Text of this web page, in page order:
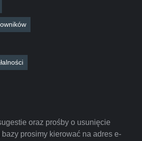
oraz prośby o usunięcie
prosimy kierować na adres e-